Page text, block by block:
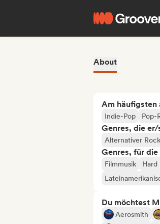
About
Am häufigsten
Indie-Pop Pop-
Genres, die er/
Alternativer Rock
Genres, für
Filmmusik Hard
Du möchtest
Aerosmith